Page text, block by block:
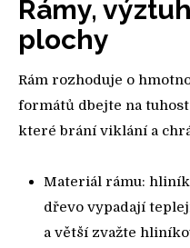
Rámy,
plochy
Rám rozhoduje o
formátů dbejte na
které brání viklání a
Materiál rámu:
dřevo vypadají
a větší zvažte